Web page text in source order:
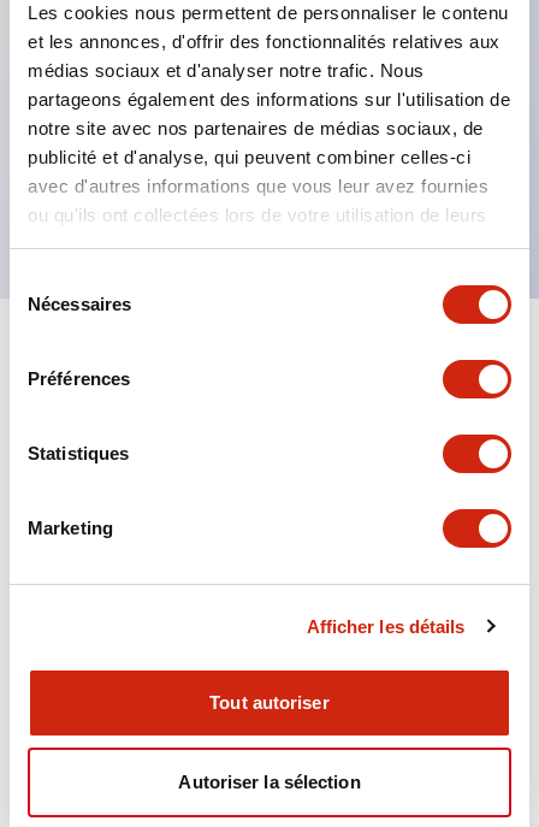
Les cookies nous permettent de personnaliser le contenu
et les annonces, d'offrir des fonctionnalités relatives aux
médias sociaux et d'analyser notre trafic. Nous
partageons également des informations sur l'utilisation de
notre site avec nos partenaires de médias sociaux, de
publicité et d'analyse, qui peuvent combiner celles-ci
avec d'autres informations que vous leur avez fournies
ou qu'ils ont collectées lors de votre utilisation de leurs
services.
Nécessaires
Préférences
Statistiques
Marketing
Afficher les détails
Tout autoriser
Autoriser la sélection
contact à 11 étages), 59,9 mm (*bloc de contact à
22 étages). Conception peu encombrante
possible.
Structure de sécurité de 3e génération :
déclenchement à 2 actions, garde intégrée,
structure de protection des doigts IP20.
Tout développer+
Functional Specifications
Mounting and Installation Specifications
Documents et fichiers